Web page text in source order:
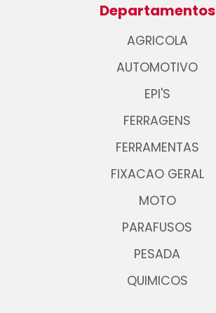
Departamentos
AGRICOLA
AUTOMOTIVO
EPI'S
FERRAGENS
FERRAMENTAS
FIXACAO GERAL
MOTO
PARAFUSOS
PESADA
QUIMICOS